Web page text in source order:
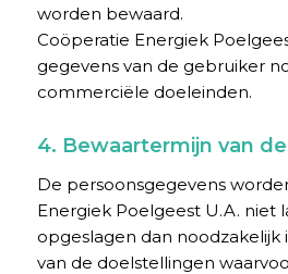
worden bewaard.
Coöperatie Energiek
gegevens van de gebruiker
commerciële doeleinden.
4. Bewaartermijn van
De persoonsgegevens
Energiek Poelgeest U.A. niet
opgeslagen dan noodzakelijk
van de doelstellingen